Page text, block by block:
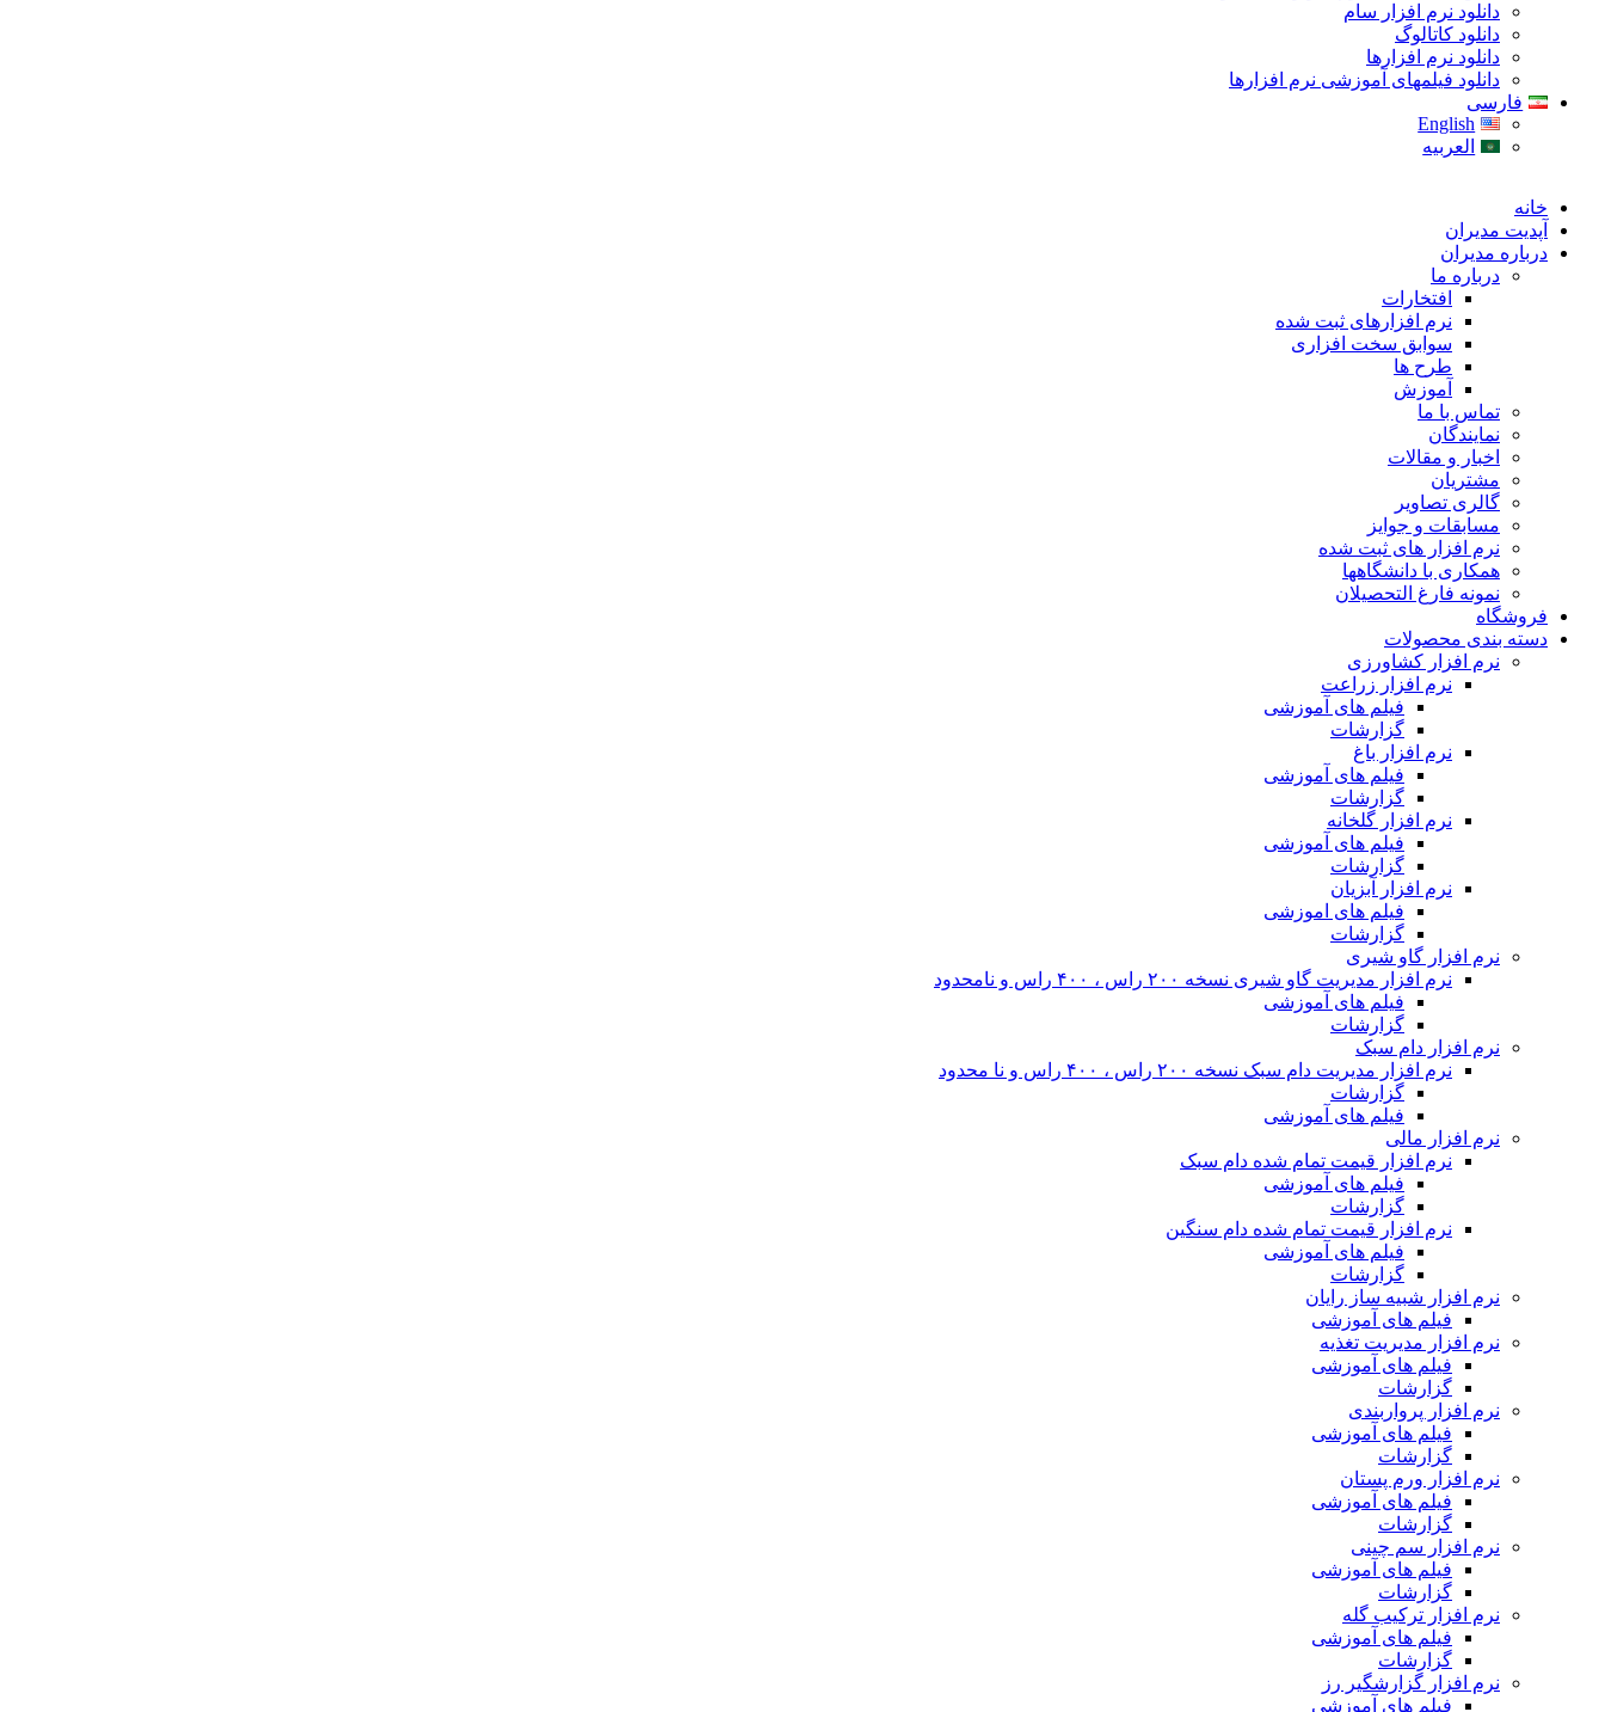
دانلود نرم افزار سام
دانلود کاتالوگ
دانلود نرم افزارها
دانلود فیلمهای آموزشی نرم افزارها
فارسی
English
العربیه
خانه
آپدیت مدیران
درباره مدیران
درباره ما
افتخارات
نرم افزارهای ثبت شده
سوابق سخت افزاری
طرح ها
آموزش
تماس با ما
نمایندگان
اخبار و مقالات
مشتریان
گالری تصاویر
مسابقات و جوایز
نرم افزار های ثبت شده
همکاری با دانشگاهها
نمونه فارغ التحصیلان
فروشگاه
دسته بندی محصولات
نرم افزار کشاورزی
نرم افزار زراعت
فیلم های آموزشی
گزارشات
نرم افزار باغ
فیلم های آموزشی
گزارشات
نرم افزار گلخانه
فیلم های آموزشی
گزارشات
نرم افزار آبزیان
فیلم های اموزشی
گزارشات
نرم افزار گاو شیری
نرم افزار مدیریت گاو شیری نسخه ۲۰۰ راس ، ۴۰۰ راس و نامحدود
فیلم های آموزشی
گزارشات
نرم افزار دام سبک
نرم افزار مدیریت دام سبک نسخه ۲۰۰ راس ، ۴۰۰ راس و نا محدود
گزارشات
فیلم های آموزشی
نرم افزار مالی
نرم افزار قیمت تمام شده دام سبک
فیلم های آموزشی
گزارشات
نرم افزار قیمت تمام شده دام سنگین
فیلم های آموزشی
گزارشات
نرم افزار شبیه ساز رایان
فیلم های آموزشی
نرم افزار مدیریت تغذیه
فیلم های آموزشی
گزارشات
نرم افزار پرواربندی
فیلم های آموزشی
گزارشات
نرم افزار ورم پستان
فیلم های آموزشی
گزارشات
نرم افزار سم چینی
فیلم های آموزشی
گزارشات
نرم افزار ترکیب گله
فیلم های آموزشی
گزارشات
نرم افزار گزارشگیر رز
فیلم های آموزشی